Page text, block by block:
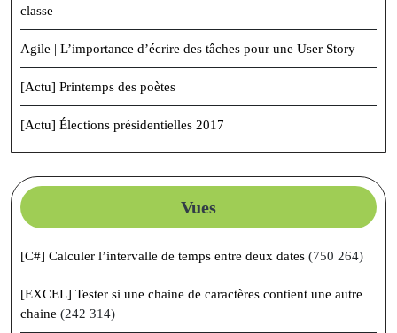
classe
Agile | L’importance d’écrire des tâches pour une User Story
[Actu] Printemps des poètes
[Actu] Élections présidentielles 2017
Vues
[C#] Calculer l’intervalle de temps entre deux dates (750 264)
[EXCEL] Tester si une chaine de caractères contient une autre
chaine (242 314)